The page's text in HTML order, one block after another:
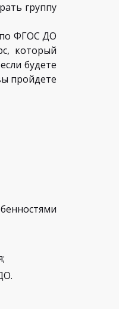
группу
по ФГОС ДО
который
будете
пройдете